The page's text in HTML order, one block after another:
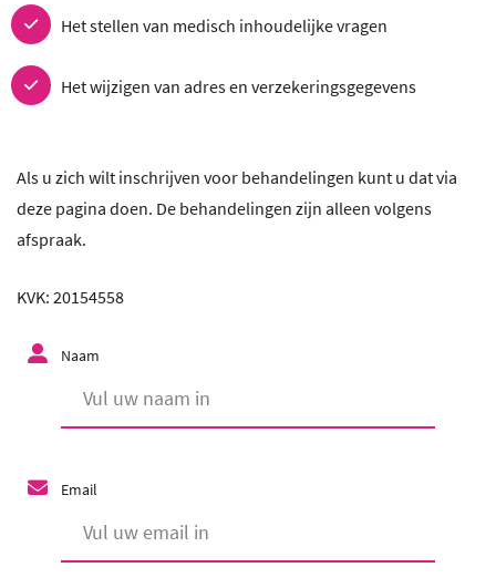
Het stellen van medisch inhoudelijke vragen
Het wijzigen van adres en verzekeringsgegevens
Als u zich wilt inschrijven voor behandelingen kunt u dat via
deze pagina doen. De behandelingen zijn alleen volgens
afspraak.
KVK: 20154558
Naam
Email